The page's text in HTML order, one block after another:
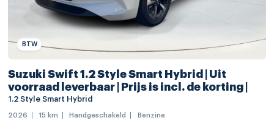
alarm klasse 1(startblokkering)
Anti Blokkeer Systeem
Anti doorSlip Regeling
Autonomous Emergency Braking
bandenspanningscontrolesysteem
BTW
Suzuki Swift 1.2 Style Smart Hybrid | Uit
voorraad leverbaar | Prijs is incl. de korting |
1.2 Style Smart Hybrid
2026 15 km Handgeschakeld Benzine